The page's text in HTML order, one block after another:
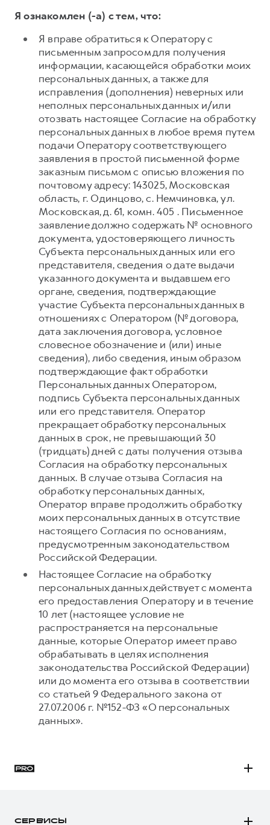
Я ознакомлен (-а) с тем, что:
Я вправе обратиться к Оператору с
письменным запросом для получения
информации, касающейся обработки моих
персональных данных, а также для
исправления (дополнения) неверных или
неполных персональных данных и/или
отозвать настоящее Согласие на обработку
персональных данных в любое время путем
подачи Оператору соответствующего
заявления в простой письменной форме
заказным письмом с описью вложения по
почтовому адресу: 143025, Московская
область, г. Одинцово, с. Немчиновка, ул.
Московская, д. 61, комн. 405 . Письменное
заявление должно содержать № основного
документа, удостоверяющего личность
Субъекта персональных данных или его
представителя, сведения о дате выдачи
указанного документа и выдавшем его
органе, сведения, подтверждающие
участие Субъекта персональных данных в
отношениях с Оператором (№ договора,
дата заключения договора, условное
словесное обозначение и (или) иные
сведения), либо сведения, иным образом
подтверждающие факт обработки
Персональных данных Оператором,
подпись Субъекта персональных данных
или его представителя. Оператор
прекращает обработку персональных
данных в срок, не превышающий 30
(тридцать) дней с даты получения отзыва
Согласия на обработку персональных
данных. В случае отзыва Согласия на
обработку персональных данных,
Оператор вправе продолжить обработку
моих персональных данных в отсутствие
настоящего Согласия по основаниям,
предусмотренным законодательством
Российской Федерации.
Настоящее Согласие на обработку
персональных данных действует с момента
его предоставления Оператору и в течение
10 лет (настоящее условие не
распространяется на персональные
данные, которые Оператор имеет право
обрабатывать в целях исполнения
законодательства Российской Федерации)
или до момента его отзыва в соответствии
со статьей 9 Федерального закона от
27.07.2006 г. №152-ФЗ «О персональных
данных».
СЕРВИСЫ